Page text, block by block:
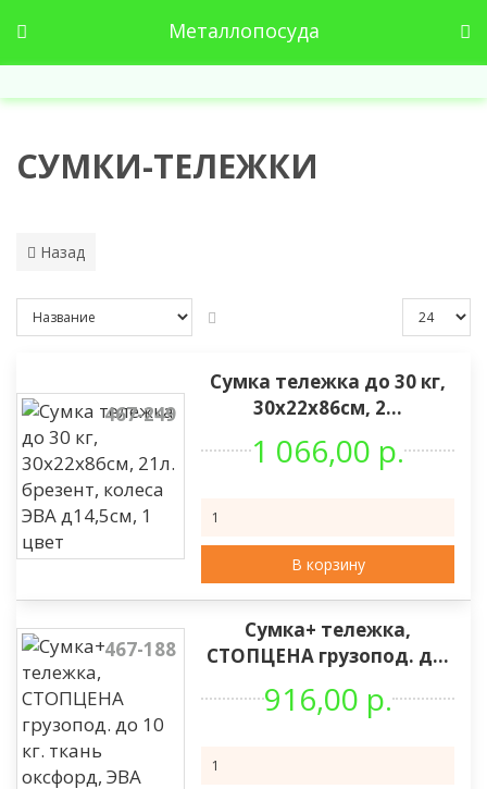
Металлопосуда
СУМКИ-ТЕЛЕЖКИ
Назад
467-249
Сумка тележка до 30 кг,
30х22х86см, 2...
1 066,00 р.
В корзину
467-188
Сумка+ тележка,
СТОПЦЕНА грузопод. д...
916,00 р.